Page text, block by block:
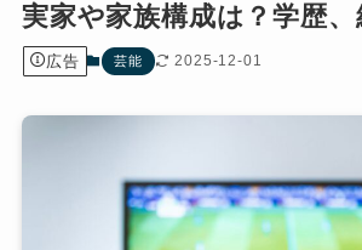
実家や家族構成は？学歴、
広告 芸能 2025-12-01